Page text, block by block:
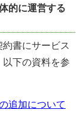
的に運営する
書にサービス
下の資料を参
追加について